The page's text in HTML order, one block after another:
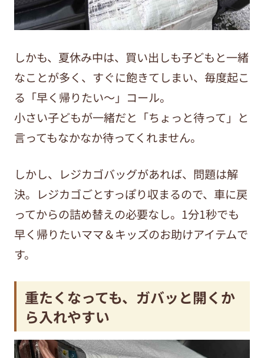
しかも、夏休み中は、買い出しも子どもと一緒
なことが多く、すぐに飽きてしまい、毎度起こ
る「早く帰りたい〜」コール。
小さい子どもが一緒だと「ちょっと待って」と
言ってもなかなか待ってくれません。
しかし、レジカゴバッグがあれば、問題は解
決。レジカゴごとすっぽり収まるので、車に戻
ってからの詰め替えの必要なし。1分1秒でも
早く帰りたいママ＆キッズのお助けアイテムで
す。
重たくなっても、ガバッと開くか
ら入れやすい